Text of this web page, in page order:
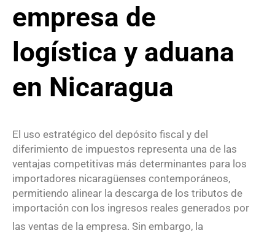
empresa de
logística y aduana
en Nicaragua
El uso estratégico del depósito fiscal y del
diferimiento de impuestos representa una de las
ventajas competitivas más determinantes para los
importadores nicaragüenses contemporáneos,
permitiendo alinear la descarga de los tributos de
importación con los ingresos reales generados por
las ventas de la empresa. Sin embargo, la